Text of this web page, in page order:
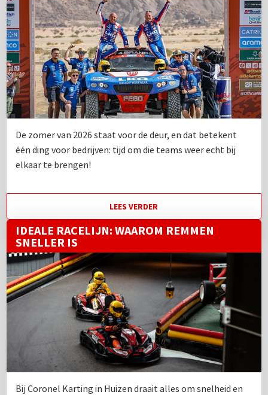
De zomer van 2026 staat voor de deur, en dat betekent
één ding voor bedrijven: tijd om die teams weer echt bij
elkaar te brengen!
LEES VERDER
IDEALE RACELIJN: WAAROM REMMEN
SNELLER IS
Bij Coronel Karting in Huizen draait alles om snelheid en